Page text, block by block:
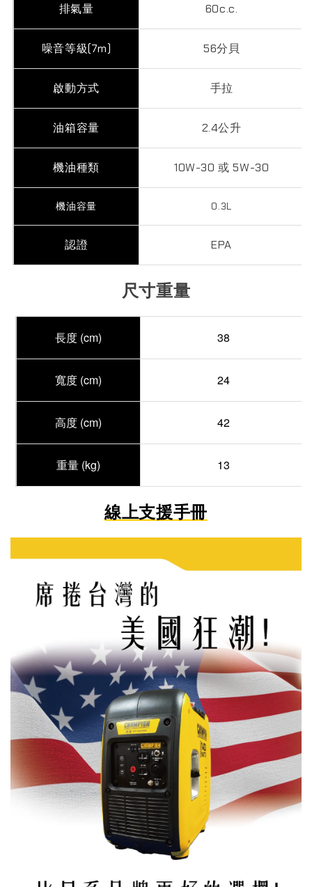
排氣量 60c.c.
噪音等級(7m) 56分貝
啟動方式 手拉
油箱容量 2.4公升
機油種類 10W-30 或 5W-30
機油容量 0.3L
認證 EPA
尺寸重量
長度 (cm) 38
寬度 (cm) 24
高度 (cm) 42
重量 (kg) 13
線上支援手冊